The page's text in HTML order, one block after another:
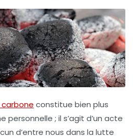
carbone constitue bien plus
personnelle ; il s’agit d’un acte
d’entre nous dans la lutte